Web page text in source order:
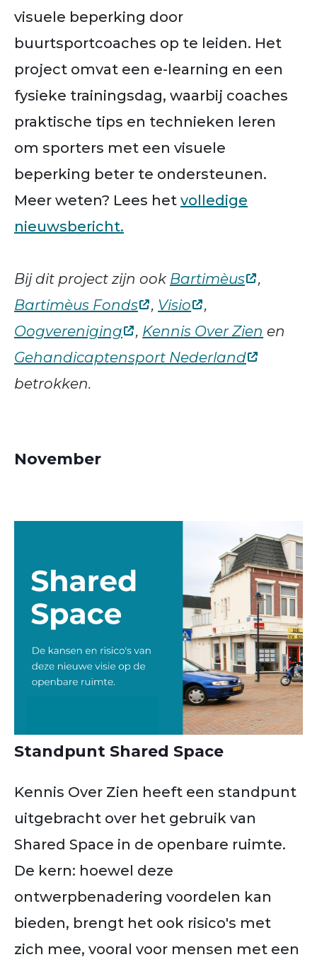
visuele beperking door
buurtsportcoaches op te leiden. Het
project omvat een e-learning en een
fysieke trainingsdag, waarbij coaches
praktische tips en technieken leren
om sporters met een visuele
beperking beter te ondersteunen.
Meer weten? Lees het volledige
nieuwsbericht.
Bij dit project zijn ook Bartimèus
,
Bartimèus Fonds
, Visio
,
Oogvereniging
, Kennis Over Zien en
Gehandicaptensport Nederland
betrokken.
November
Standpunt Shared Space
Kennis Over Zien heeft een standpunt
uitgebracht over het gebruik van
Shared Space in de openbare ruimte.
De kern: hoewel deze
ontwerpbenadering voordelen kan
bieden, brengt het ook risico's met
zich mee, vooral voor mensen met een